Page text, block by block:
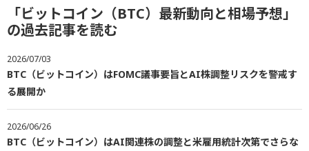
「ビットコイン（BTC）最新動向と相場予想」
の過去記事を読む
2026/07/03
BTC（ビットコイン）はFOMC議事要旨とAI株調整リスクを警戒す
る展開か
2026/06/26
BTC（ビットコイン）はAI関連株の調整と米雇用統計次第でさらな